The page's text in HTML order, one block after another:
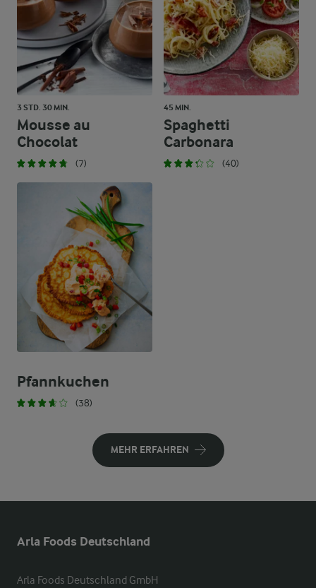
3 STD. 30 MIN.
Mousse au
Chocolat
(7)
45 MIN.
Spaghetti
Carbonara
(40)
Pfannkuchen
(38)
MEHR ERFAHREN
Arla Foods Deutschland
Arla Foods Deutschland GmbH